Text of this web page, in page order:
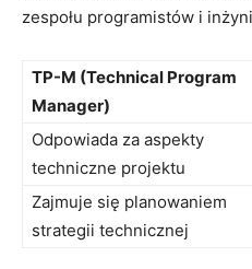
zespołu programistów i
TP-M (Technical Program
Manager)
Odpowiada za aspekty
techniczne‌ projektu
Zajmuje się planowaniem
strategii technicznej